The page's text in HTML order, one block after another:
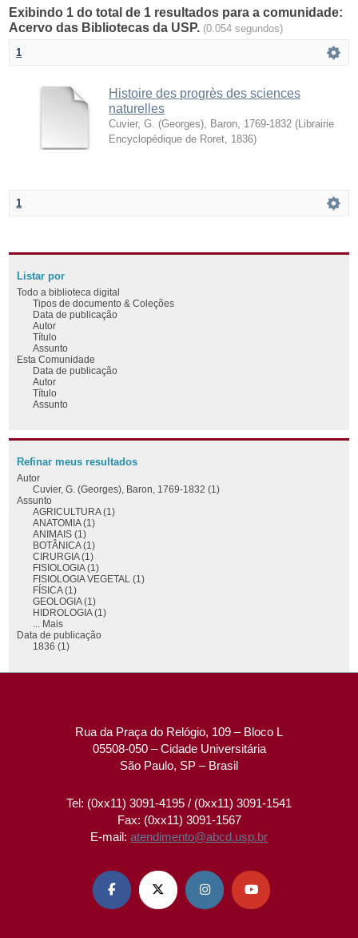
Exibindo 1 do total de 1 resultados para a comunidade:
Acervo das Bibliotecas da USP. (0.054 segundos)
1
Histoire des progrès des sciences
naturelles
Cuvier, G. (Georges), Baron, 1769-1832 ( Librairie
Encyclopédique de Roret 1836)
1
Listar por
Todo a biblioteca digital
Tipos de documento & Coleções
Data de publicação
Autor
Título
Assunto
Esta Comunidade
Data de publicação
Autor
Título
Assunto
Refinar meus resultados
Autor
Cuvier, G. (Georges), Baron, 1769-1832 (1)
Assunto
AGRICULTURA (1)
ANATOMIA (1)
ANIMAIS (1)
BOTÂNICA (1)
CIRURGIA (1)
FISIOLOGIA (1)
FISIOLOGIA VEGETAL (1)
FÍSICA (1)
GEOLOGIA (1)
HIDROLOGIA (1)
... Mais
Data de publicação
1836 (1)
Rua da Praça do Relógio, 109 – Bloco L
05508-050 – Cidade Universitária
São Paulo, SP – Brasil
Tel: (0xx11) 3091-4195 / (0xx11) 3091-1541
Fax: (0xx11) 3091-1567
E-mail: atendimento@abcd.usp.br
   